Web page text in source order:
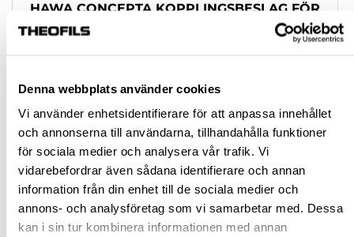
Denna webbplats använder cookies
Vi använder enhetsidentifierare för att anpassa innehållet
och annonserna till användarna, tillhandahålla funktioner
för sociala medier och analysera vår trafik. Vi
vidarebefordrar även sådana identifierare och annan
information från din enhet till de sociala medier och
annons- och analysföretag som vi samarbetar med. Dessa
kan i sin tur kombinera informationen med annan
HAWA CONCEPTA KOPPLINGSBESLAG FÖR
Rensa val
st
VÄLJ VARIANT
Snabba leveranser